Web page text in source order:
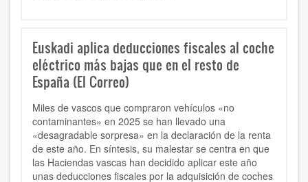
Euskadi aplica deducciones fiscales al coche
eléctrico más bajas que en el resto de
España (El Correo)
Miles de vascos que compraron vehículos «no
contaminantes» en 2025 se han llevado una
«desagradable sorpresa» en la declaración de la renta
de este año. En síntesis, su malestar se centra en que
las Haciendas vascas han decidido aplicar este año
unas deducciones fiscales por la adquisición de coches